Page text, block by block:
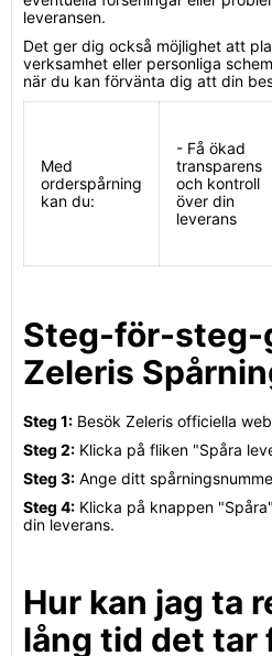
leveransen.
Det ger dig också möjlighet att
verksamhet eller personliga
när du kan förvänta dig att din
Med
orderspårning
kan du:
- Få ökad
transparens
och kontroll
över din
leverans
Steg-för-steg-
Zeleris
Steg 1: Besök Zeleris officiella
Steg 2: Klicka på fliken "Spåra
Steg 3: Ange ditt
Steg 4: Klicka på knappen
din leverans.
Hur kan jag ta
lång tid det tar